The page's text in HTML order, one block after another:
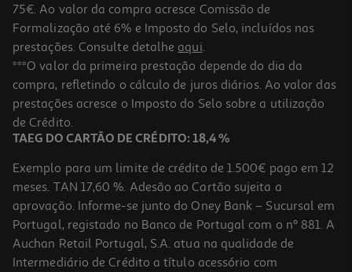
Capa Cellularline Samsung S26 Ultra Clearprotect
19.99 €/un
19,99 €
75€. Ao valor da compra acresce Comissão de
Formalização até 6% e Imposto do Selo, incluídos nas
prestações. Consulte detalhe aqui.
***O valor da primeira prestação depende do dia da
compra, refletindo o cálculo de juros diários. Ao valor das
prestações acresce o Imposto do Selo sobre a utilização
de Crédito.
TAEG DO CARTÃO DE CRÉDITO: 18,4 %
Exemplo para um limite de crédito de 1.500€ pago em 12
meses. TAN 17,60 %. Adesão ao Cartão sujeita a
aprovação. Informe-se junto do Oney Bank – Sucursal em
Portugal, registado no Banco de Portugal com o nº 881. A
Auchan Retail Portugal, S.A. atua na qualidade de
Intermediário de Crédito a título acessório com